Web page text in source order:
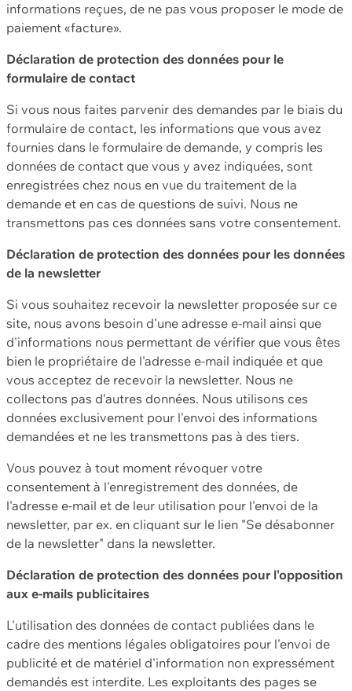
informations reçues, de ne pas vous proposer le mode de
paiement «facture».
Déclaration de protection des données pour le
formulaire de contact
Si vous nous faites parvenir des demandes par le biais du
formulaire de contact, les informations que vous avez
fournies dans le formulaire de demande, y compris les
données de contact que vous y avez indiquées, sont
enregistrées chez nous en vue du traitement de la
demande et en cas de questions de suivi. Nous ne
transmettons pas ces données sans votre consentement.
Déclaration de protection des données pour les données
de la newsletter
Si vous souhaitez recevoir la newsletter proposée sur ce
site, nous avons besoin d'une adresse e-mail ainsi que
d'informations nous permettant de vérifier que vous êtes
bien le propriétaire de l'adresse e-mail indiquée et que
vous acceptez de recevoir la newsletter. Nous ne
collectons pas d'autres données. Nous utilisons ces
données exclusivement pour l'envoi des informations
demandées et ne les transmettons pas à des tiers.
Vous pouvez à tout moment révoquer votre
consentement à l'enregistrement des données, de
l'adresse e-mail et de leur utilisation pour l'envoi de la
newsletter, par ex. en cliquant sur le lien "Se désabonner
de la newsletter" dans la newsletter.
Déclaration de protection des données pour l'opposition
aux e-mails publicitaires
L'utilisation des données de contact publiées dans le
cadre des mentions légales obligatoires pour l'envoi de
publicité et de matériel d'information non expressément
demandés est interdite. Les exploitants des pages se